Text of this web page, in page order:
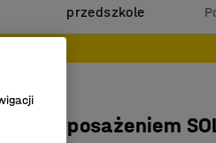
przedszkole
z wyposażeniem